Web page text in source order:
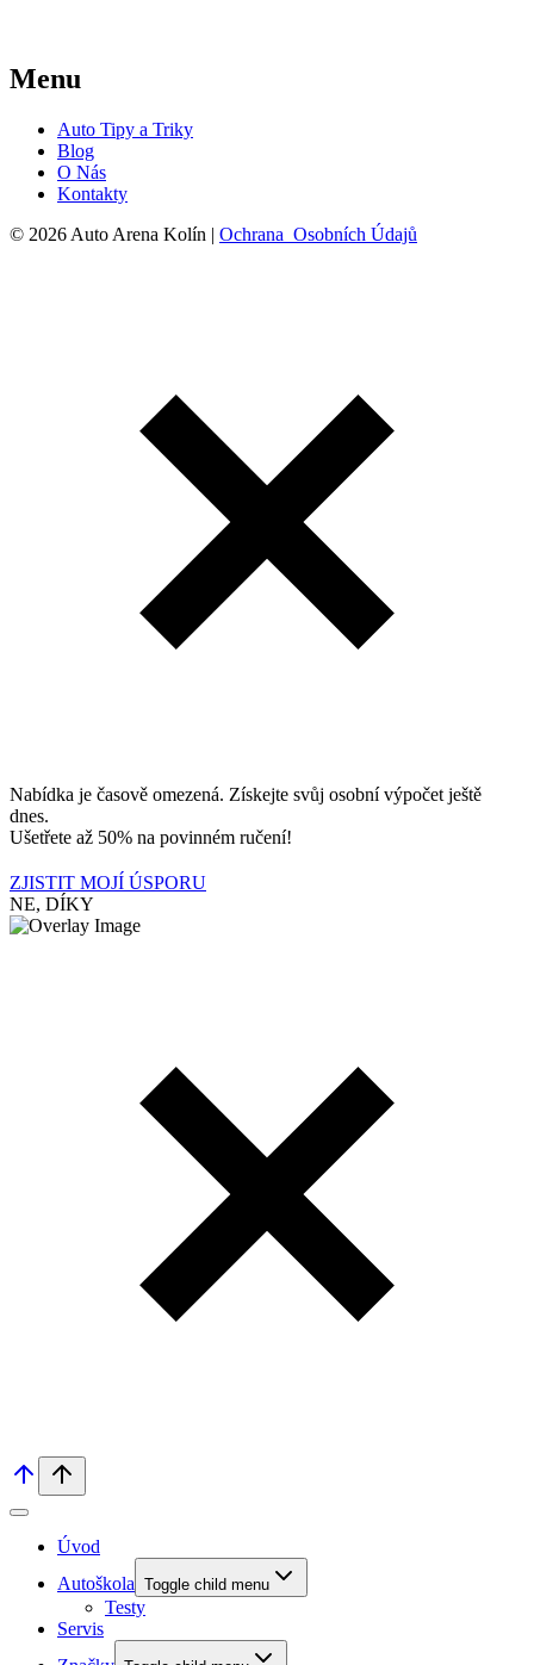
Menu
Auto Tipy a Triky
Blog
O Nás
Kontakty
© 2026 Auto Arena Kolín | Ochrana Osobních Údajů
Nabídka je časově omezená. Získejte svůj osobní výpočet ještě
dnes.
Ušetřete až 50% na povinném ručení!
ZJISTIT MOJÍ ÚSPORU
NE, DÍKY
Úvod
Autoškola Toggle child menu
Testy
Servis